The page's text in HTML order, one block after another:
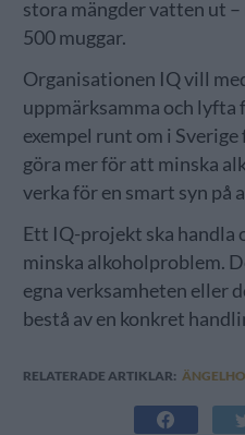
stora mängder vatten ut
500 muggar.
Organisationen IQ vill
uppmärksamma och lyfta
exempel runt om i
göra mer för att minska
verka för en smart syn på
Ett IQ-projekt ska handla
minska alkoholproblem.
egna verksamheten eller
bestå av en konkret
RELATERADE ARTIKLAR: